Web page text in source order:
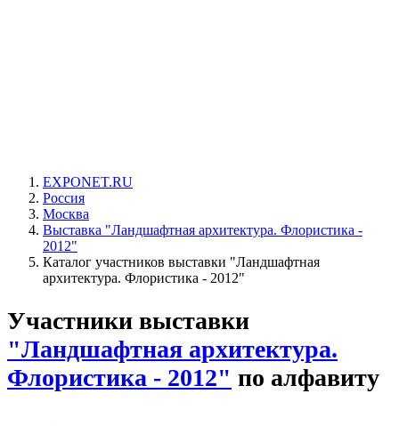
EXPONET.RU
Россия
Москва
Выставка "Ландшафтная архитектура. Флористика -
2012"
Каталог участников выставки "Ландшафтная
архитектура. Флористика - 2012"
Участники выставки
"Ландшафтная архитектура.
Флористика - 2012" по алфавиту